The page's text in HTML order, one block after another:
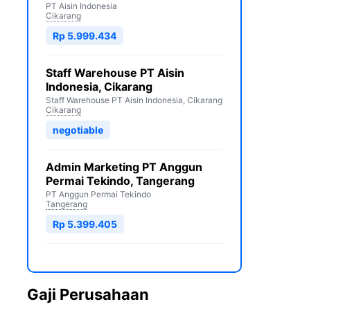
PT Aisin Indonesia
Cikarang
Rp 5.999.434
Staff Warehouse PT Aisin
Indonesia, Cikarang
Staff Warehouse PT Aisin Indonesia, Cikarang
Cikarang
negotiable
Admin Marketing PT Anggun
Permai Tekindo, Tangerang
PT Anggun Permai Tekindo
Tangerang
Rp 5.399.405
Gaji Perusahaan